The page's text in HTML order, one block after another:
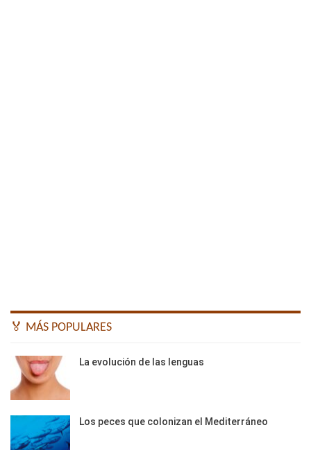
🏅 MÁS POPULARES
La evolución de las lenguas
Los peces que colonizan el Mediterráneo